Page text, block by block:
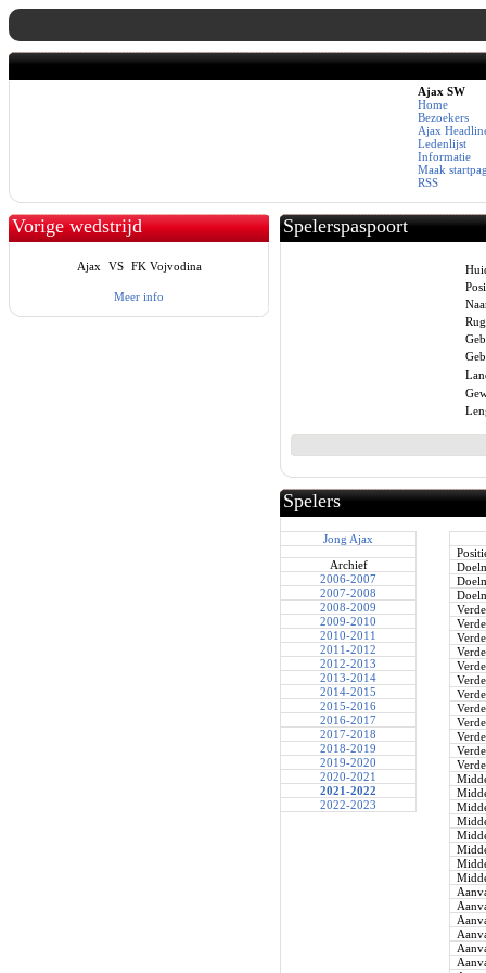
Ajax SW
Home
Bezoekers
Ajax
Ledenlijst
Informatie
Maak
RSS
Vorige wedstrijd
Ajax VS FK Vojvodina
Meer info
Spelerspaspoort
Spelers
Jong Ajax
Archief
2006-2007
2007-2008
2008-2009
2009-2010
2010-2011
2011-2012
2012-2013
2013-2014
2014-2015
2015-2016
2016-2017
2017-2018
2018-2019
2019-2020
2020-2021
2021-2022
2022-2023